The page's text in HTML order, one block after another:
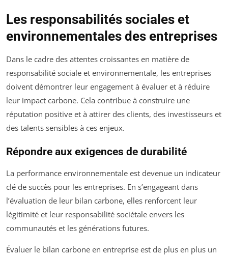
Les responsabilités sociales et
environnementales des entreprises
Dans le cadre des attentes croissantes en matière de
responsabilité sociale et environnementale, les entreprises
doivent démontrer leur engagement à évaluer et à réduire
leur impact carbone. Cela contribue à construire une
réputation positive et à attirer des clients, des investisseurs et
des talents sensibles à ces enjeux.
Répondre aux exigences de durabilité
La performance environnementale est devenue un indicateur
clé de succès pour les entreprises. En s’engageant dans
l’évaluation de leur bilan carbone, elles renforcent leur
légitimité et leur responsabilité sociétale envers les
communautés et les générations futures.
Évaluer le bilan carbone en entreprise est de plus en plus un